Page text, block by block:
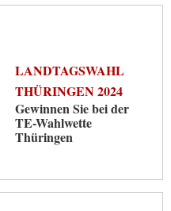
LANDTAGSWAHL
THÜRINGEN 2024
Gewinnen Sie bei der
TE-Wahlwette
Thüringen